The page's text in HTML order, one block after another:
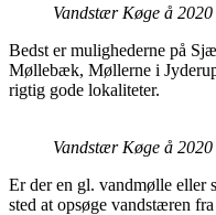
Vandstær Køge å 2020
Bedst er mulighederne på
Møllebæk, Møllerne i
rigtig gode lokaliteter.
Vandstær Køge å 2020
Er der en gl. vandmølle eller
sted at opsøge vandstæren